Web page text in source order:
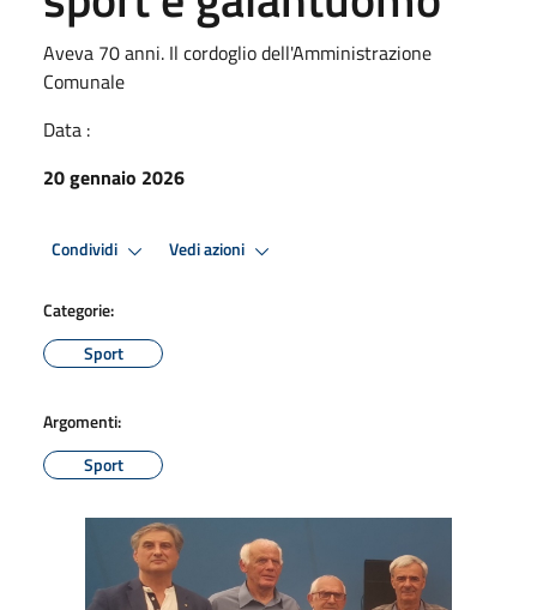
Aveva 70 anni. Il cordoglio dell'Amministrazione
Comunale
Data :
20 gennaio 2026
Condividi Vedi azioni
Categorie:
Sport
Argomenti:
Sport